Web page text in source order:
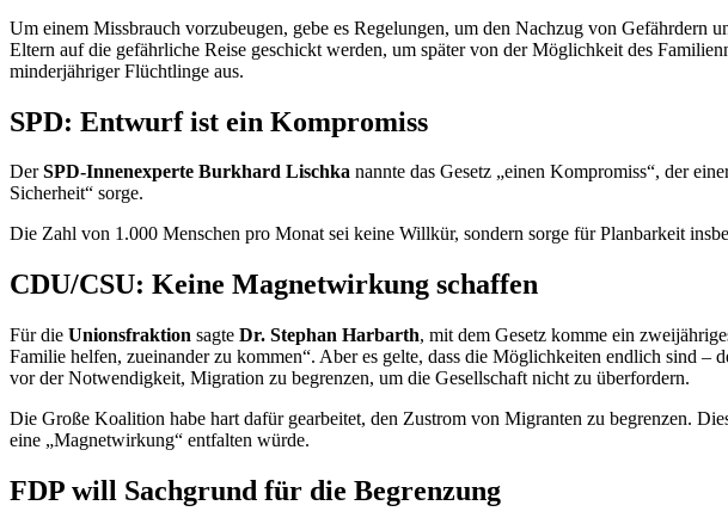
Um einem Missbrauch vorzubeugen, gebe es Regelungen, um den Nachzug von
Eltern auf die gefährliche Reise geschickt werden, um später von der Möglichkeit des
minderjähriger Flüchtlinge aus.
SPD: Entwurf ist ein Kompromiss
DerSPD-Innenexperte Burkhard Lischka nannte das Gesetz „einen Kompromiss“, der
Sicherheit“ sorge.
Die Zahl von 1.000 Menschen pro Monat sei keine Willkür, sondern sorge für Planbarkeit
CDU/CSU: Keine Magnetwirkung schaffen
Für die Unionsfraktion sagte Dr. Stephan Harbarth, mit dem Gesetz komme ein
Familie helfen, zueinander zu kommen“. Aber es gelte, dass die Möglichkeiten endlich sind
vor der Notwendigkeit, Migration zu begrenzen, um die Gesellschaft nicht zu überfordern.
Die Große Koalition habe hart dafür gearbeitet, den Zustrom von Migranten zu begrenzen.
eine „Magnetwirkung“ entfalten würde.
FDP will Sachgrund für die Begrenzung